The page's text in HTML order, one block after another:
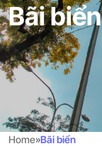
Bãi biển
Home»Bãi biển